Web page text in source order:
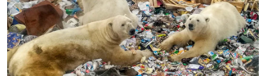
Sebelum ini kapal-kapal yang membawa
bijirin Ukraine tidak dapat meninggalkan
pelabuhan kerana periuk api yang diletakkan
oleh tentera Ukraine. - Agensi